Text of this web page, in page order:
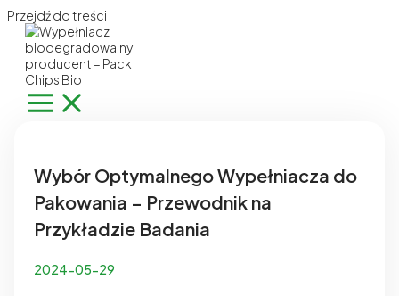
Przejdź do treści
Wybór Optymalnego Wypełniacza do
Pakowania – Przewodnik na
Przykładzie Badania
2024-05-29